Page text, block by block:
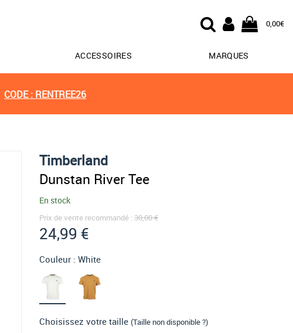
0,00€
ACCESSOIRES MARQUES
CODE : RENTREE26
Timberland
Dunstan River Tee
En stock
Prix de vente recommandé : 30,00 €
24,99 €
Couleur : White
Choisissez votre taille (Taille non disponible ?)